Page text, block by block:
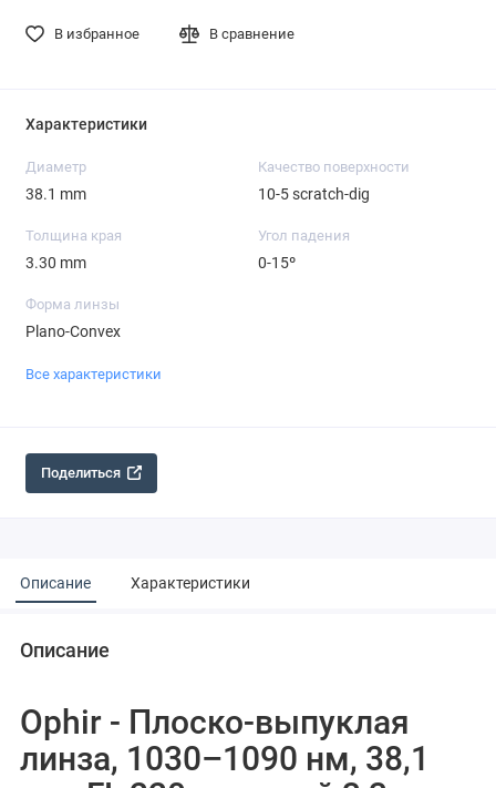
В избранное В сравнение
Характеристики
Диаметр
38.1 mm
Качество поверхности
10-5 scratch-dig
Толщина края
3.30 mm
Угол падения
0-15º
Форма линзы
Plano-Convex
Все характеристики
Поделиться
Описание Характеристики
Описание
Ophir - Плоско-выпуклая
линза, 1030–1090 нм, 38,1